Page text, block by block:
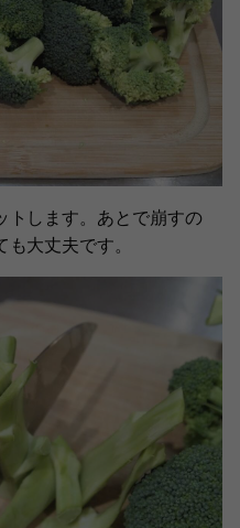
トします。あとで崩すの
大丈夫です。